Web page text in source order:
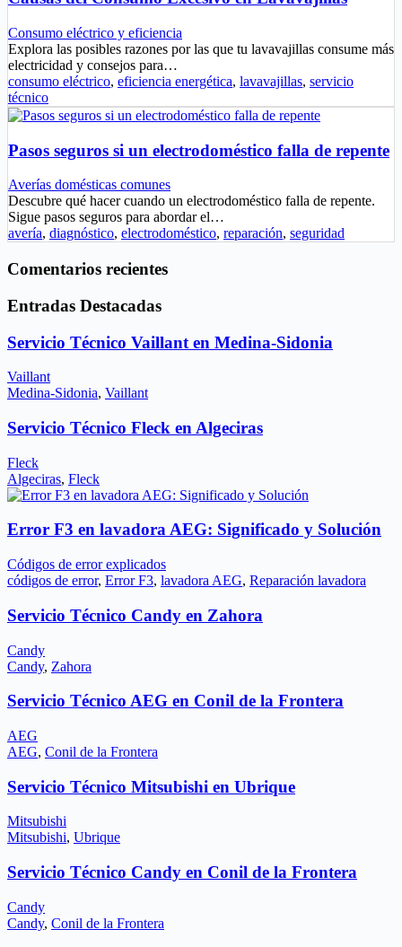
Consumo eléctrico y eficiencia
Explora las posibles razones por las que tu lavavajillas consume más
electricidad y consejos para…
consumo eléctrico, eficiencia energética, lavavajillas, servicio
técnico
Pasos seguros si un electrodoméstico falla de repente
Averías domésticas comunes
Descubre qué hacer cuando un electrodoméstico falla de repente.
Sigue pasos seguros para abordar el…
avería, diagnóstico, electrodoméstico, reparación, seguridad
Comentarios recientes
Entradas Destacadas
Servicio Técnico Vaillant en Medina-Sidonia
Vaillant
Medina-Sidonia, Vaillant
Servicio Técnico Fleck en Algeciras
Fleck
Algeciras, Fleck
Error F3 en lavadora AEG: Significado y Solución
Códigos de error explicados
códigos de error, Error F3, lavadora AEG, Reparación lavadora
Servicio Técnico Candy en Zahora
Candy
Candy, Zahora
Servicio Técnico AEG en Conil de la Frontera
AEG
AEG, Conil de la Frontera
Servicio Técnico Mitsubishi en Ubrique
Mitsubishi
Mitsubishi, Ubrique
Servicio Técnico Candy en Conil de la Frontera
Candy
Candy, Conil de la Frontera